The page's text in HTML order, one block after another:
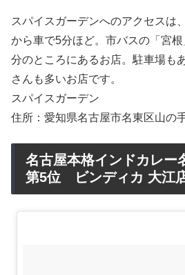
スパイスガーデンへのアクセスは
から車で5分ほど。市バスの「宮
分のところにあるお店。駐車場も
さんも多いお店です。
スパイスガーデン
住所：愛知県名古屋市名東区山の
名古屋本格インドカレー
第5位 ビンディカ 大江